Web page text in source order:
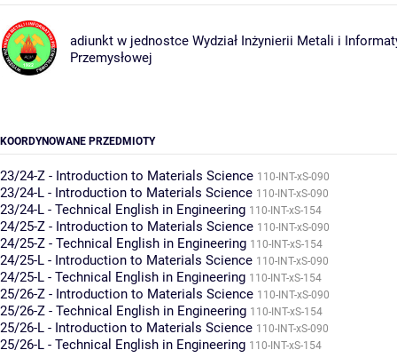
adiunkt w jednostce Wydział Inżynierii Metali i
Przemysłowej
KOORDYNOWANE PRZEDMIOTY
23/24-Z - Introduction to Materials Science 110-INT-xS-090
23/24-L - Introduction to Materials Science 110-INT-xS-090
23/24-L - Technical English in Engineering 110-INT-xS-154
24/25-Z - Introduction to Materials Science 110-INT-xS-090
24/25-Z - Technical English in Engineering 110-INT-xS-154
24/25-L - Introduction to Materials Science 110-INT-xS-090
24/25-L - Technical English in Engineering 110-INT-xS-154
25/26-Z - Introduction to Materials Science 110-INT-xS-090
25/26-Z - Technical English in Engineering 110-INT-xS-154
25/26-L - Introduction to Materials Science 110-INT-xS-090
25/26-L - Technical English in Engineering 110-INT-xS-154